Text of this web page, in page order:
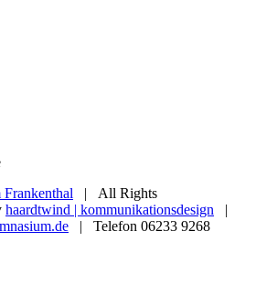
| All Rights
haardtwind | kommunikationsdesign |
| Telefon 06233 9268